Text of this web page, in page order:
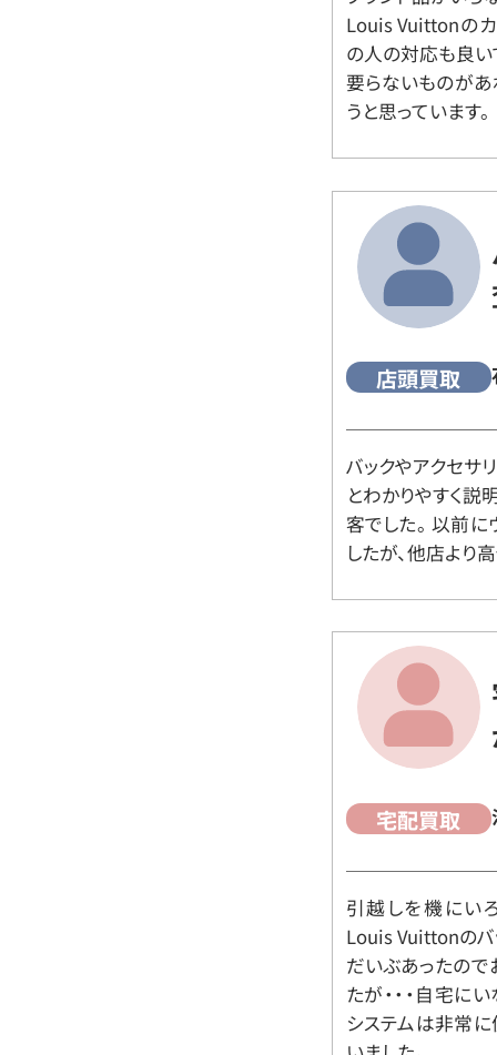
Louis Vuittonの
の人の対応も良い
要らないものがあ
うと思っています。
店頭買取
バックやアクセサ
とわかりやすく説
客でした。 以前
したが、他店より
宅配買取
引越しを機にい
Louis Vuittonのバ
だいぶあったので
たが・・・自宅に
システムは非常に